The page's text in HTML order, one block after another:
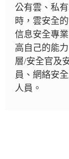
公有雲、私
時，雲安全
信息安全專
高自己的能
層/安全官及
員、網絡安
人員。